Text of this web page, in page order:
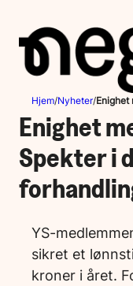
innhold
Hjem/Nyheter/Enighet
Enighet
Spekter i
YS-
sikret et
kroner i året.